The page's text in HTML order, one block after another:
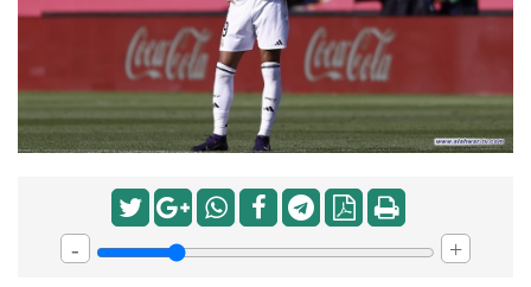
- +